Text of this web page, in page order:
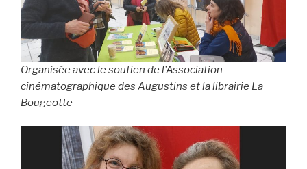
Organisée avec le soutien de l’Association
cinématographique des Augustins et la librairie La
Bougeotte